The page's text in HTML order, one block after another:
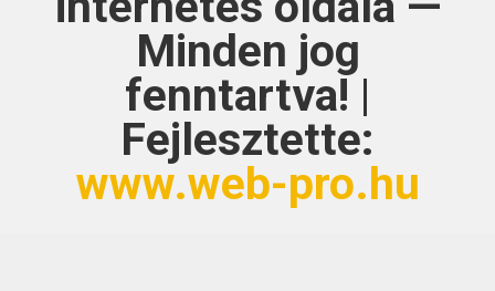
Minden jog
fenntartva! |
Fejlesztette:
www.web-pro.hu